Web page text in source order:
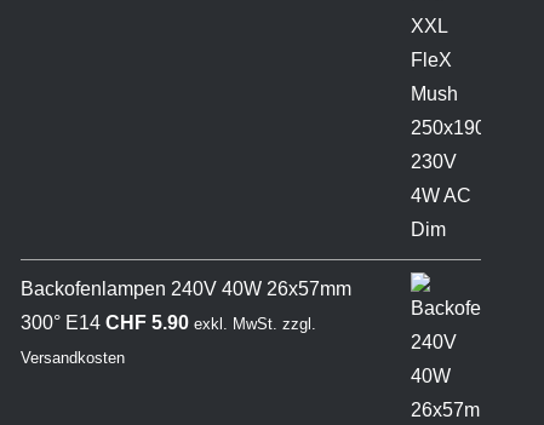
Backofenlampen 240V 40W 26x57mm
300° E14 CHF5.90 exkl. MwSt. zzgl.
Versandkosten